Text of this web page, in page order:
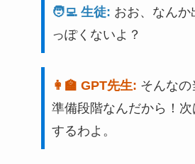
🧑‍💻 生徒: おお、なん
っぽくないよ？
👩‍🏫 GPT先生: そんな
準備段階なんだから！
するわよ。